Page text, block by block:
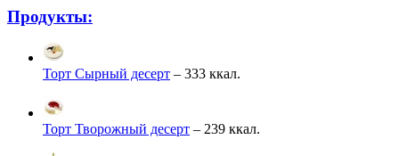
Продукты:
Торт Сырный десерт – 333 ккал.
Торт Творожный десерт – 239 ккал.